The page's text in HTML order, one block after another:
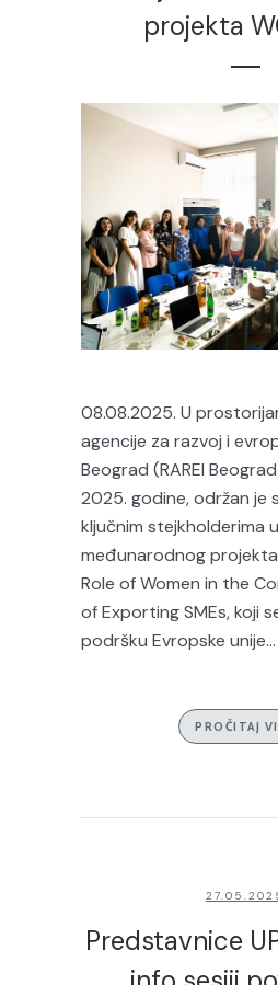
projekta
08.08.2025. U
agencije za razvoj i
Beograd (RAREI
2025. godine, održan je
ključnim stejkholderima
međunarodnog projekta
Role of Women in the
of Exporting SMEs, koji
podršku Evropske unije...
PROČITAJ
Predstavnice